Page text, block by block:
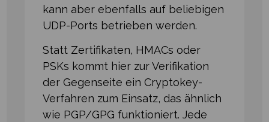
kann aber ebenfalls auf beliebigen
UDP-Ports betrieben werden.
Statt Zertifikaten, HMACs oder
PSKs kommt hier zur Verifikation
der Gegenseite ein Cryptokey-
Verfahren zum Einsatz, das ähnlich
wie PGP/GPG funktioniert. Jede